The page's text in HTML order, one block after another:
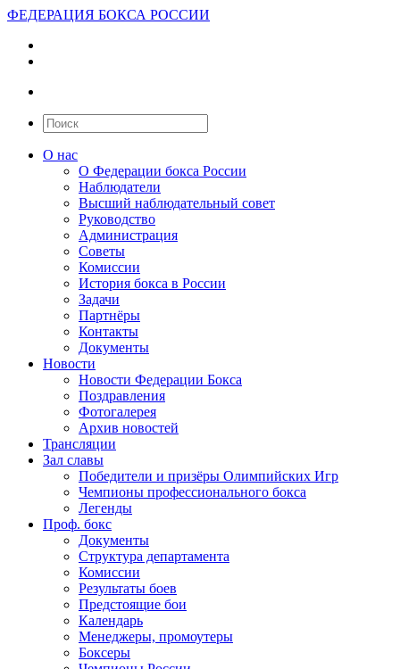
ФЕДЕРАЦИЯ БОКСА РОССИИ
О нас
О Федерации бокса России
Наблюдатели
Высший наблюдательный совет
Руководство
Администрация
Советы
Комиссии
История бокса в России
Задачи
Партнёры
Контакты
Документы
Новости
Новости Федерации Бокса
Поздравления
Фотогалерея
Архив новостей
Трансляции
Зал славы
Победители и призёры Олимпийских Игр
Чемпионы профессионального бокса
Легенды
Проф. бокс
Документы
Структура департамента
Комиссии
Результаты боев
Предстоящие бои
Календарь
Менеджеры, промоутеры
Боксеры